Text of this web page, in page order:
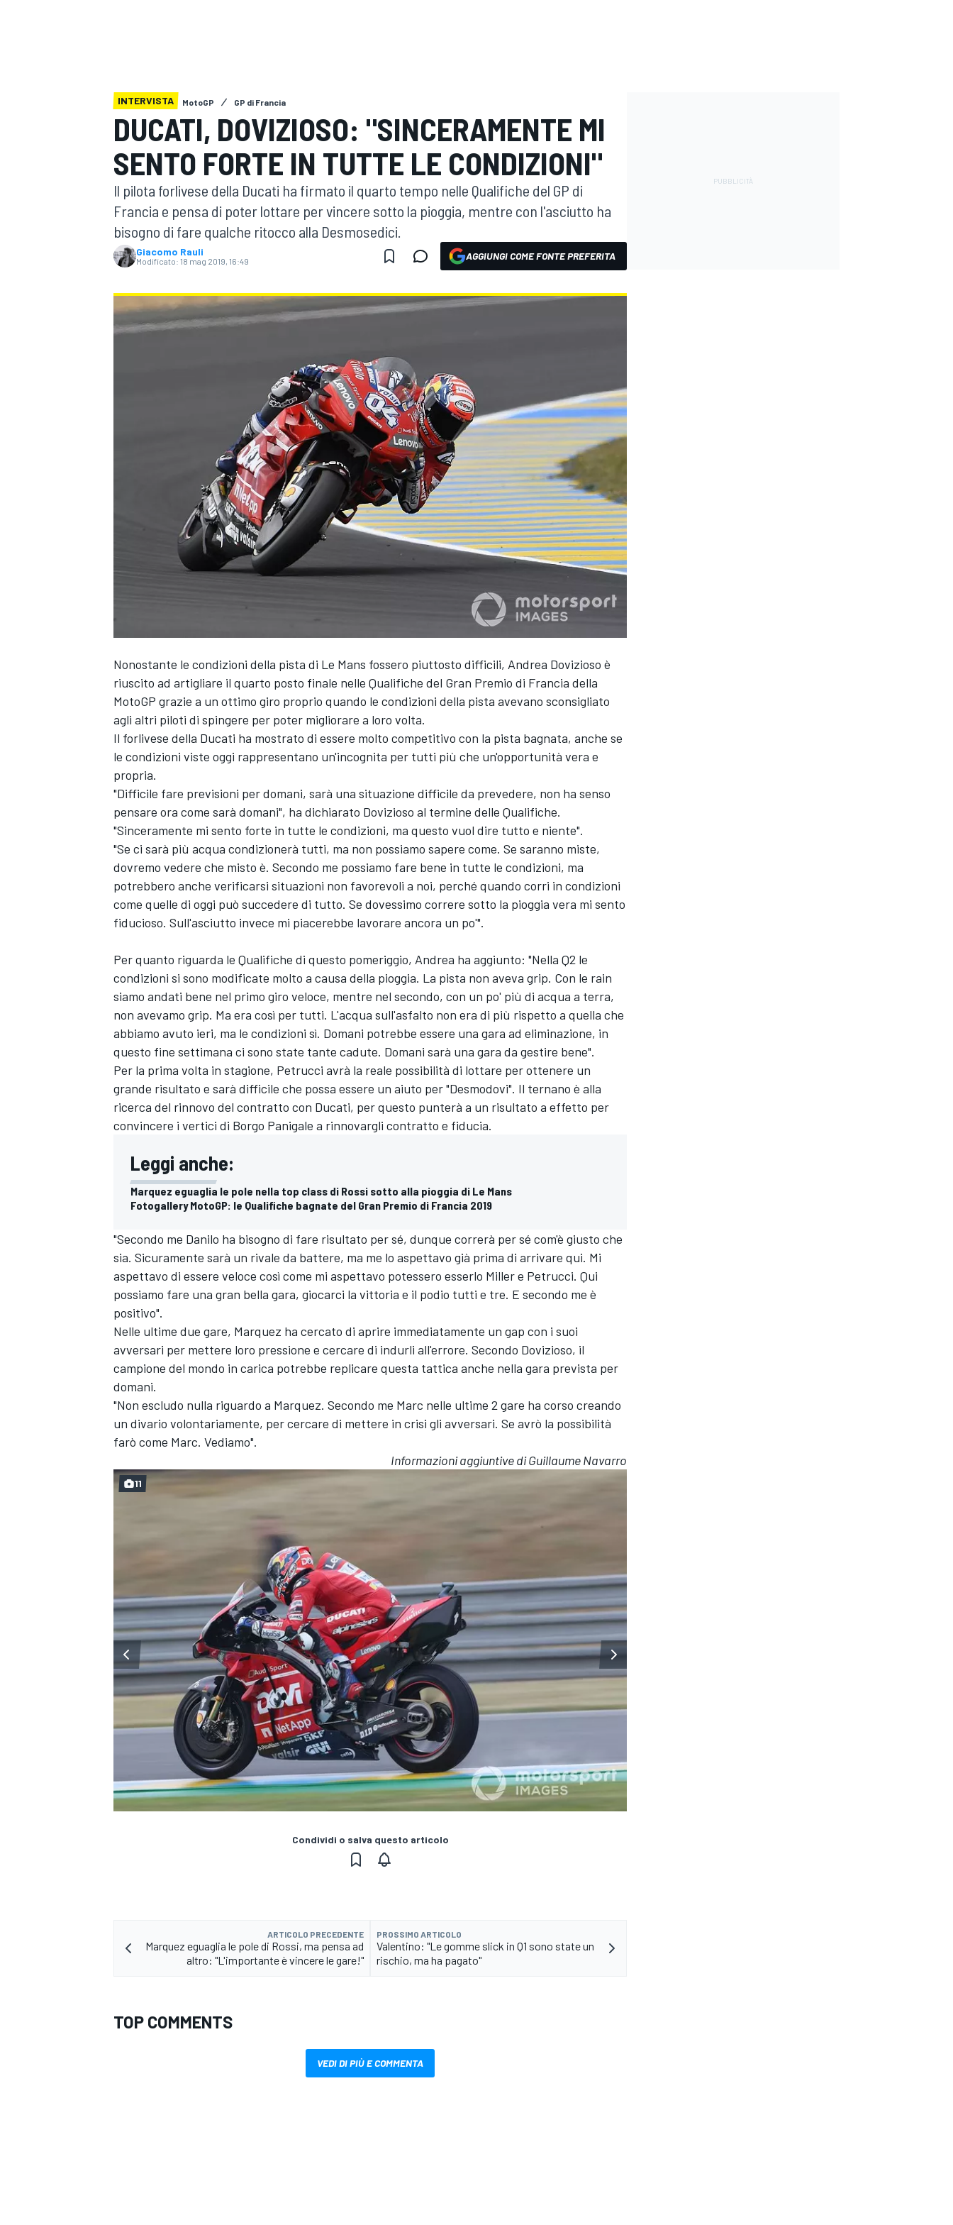
WRC
MONOPOSTO
ENDURANCE/GT
INTERVISTA MotoGP GP di Francia
DUCATI, DOVIZIOSO: "SINCERAMENTE MI
SENTO FORTE IN TUTTE LE CONDIZIONI"
Il pilota forlivese della Ducati ha firmato il quarto tempo nelle Qualifiche del GP di
Francia e pensa di poter lottare per vincere sotto la pioggia, mentre con l'asciutto ha
bisogno di fare qualche ritocco alla Desmosedici.
Giacomo Rauli
Modificato: 18 mag 2019, 16:49 AGGIUNGI COME FONTE PREFERITA
Nonostante le condizioni della pista di Le Mans fossero piuttosto difficili, Andrea Dovizioso è
riuscito ad artigliare il quarto posto finale nelle Qualifiche del Gran Premio di Francia della
MotoGP grazie a un ottimo giro proprio quando le condizioni della pista avevano sconsigliato
agli altri piloti di spingere per poter migliorare a loro volta.
Il forlivese della Ducati ha mostrato di essere molto competitivo con la pista bagnata, anche se
le condizioni viste oggi rappresentano un'incognita per tutti più che un'opportunità vera e
propria.
"Difficile fare previsioni per domani, sarà una situazione difficile da prevedere, non ha senso
pensare ora come sarà domani", ha dichiarato Dovizioso al termine delle Qualifiche.
"Sinceramente mi sento forte in tutte le condizioni, ma questo vuol dire tutto e niente".
"Se ci sarà più acqua condizionerà tutti, ma non possiamo sapere come. Se saranno miste,
dovremo vedere che misto è. Secondo me possiamo fare bene in tutte le condizioni, ma
potrebbero anche verificarsi situazioni non favorevoli a noi, perché quando corri in condizioni
come quelle di oggi può succedere di tutto. Se dovessimo correre sotto la pioggia vera mi sento
fiducioso. Sull'asciutto invece mi piacerebbe lavorare ancora un po'".
Per quanto riguarda le Qualifiche di questo pomeriggio, Andrea ha aggiunto: "Nella Q2 le
condizioni si sono modificate molto a causa della pioggia. La pista non aveva grip. Con le rain
siamo andati bene nel primo giro veloce, mentre nel secondo, con un po' più di acqua a terra,
non avevamo grip. Ma era così per tutti. L'acqua sull'asfalto non era di più rispetto a quella che
abbiamo avuto ieri, ma le condizioni sì. Domani potrebbe essere una gara ad eliminazione, in
questo fine settimana ci sono state tante cadute. Domani sarà una gara da gestire bene".
Per la prima volta in stagione, Petrucci avrà la reale possibilità di lottare per ottenere un
grande risultato e sarà difficile che possa essere un aiuto per "Desmodovi". Il ternano è alla
ricerca del rinnovo del contratto con Ducati, per questo punterà a un risultato a effetto per
convincere i vertici di Borgo Panigale a rinnovargli contratto e fiducia.
Leggi anche:
Marquez eguaglia le pole nella top class di Rossi sotto alla pioggia di Le Mans
Fotogallery MotoGP: le Qualifiche bagnate del Gran Premio di Francia 2019
"Secondo me Danilo ha bisogno di fare risultato per sé, dunque correrà per sé com'è giusto che
sia. Sicuramente sarà un rivale da battere, ma me lo aspettavo già prima di arrivare qui. Mi
aspettavo di essere veloce così come mi aspettavo potessero esserlo Miller e Petrucci. Qui
possiamo fare una gran bella gara, giocarci la vittoria e il podio tutti e tre. E secondo me è
positivo".
Nelle ultime due gare, Marquez ha cercato di aprire immediatamente un gap con i suoi
avversari per mettere loro pressione e cercare di indurli all'errore. Secondo Dovizioso, il
campione del mondo in carica potrebbe replicare questa tattica anche nella gara prevista per
domani.
"Non escludo nulla riguardo a Marquez. Secondo me Marc nelle ultime 2 gare ha corso creando
un divario volontariamente, per cercare di mettere in crisi gli avversari. Se avrò la possibilità
farò come Marc. Vediamo".
Informazioni aggiuntive di Guillaume Navarro
11
Condividi o salva questo articolo
ARTICOLO PRECEDENTE
Marquez eguaglia le pole di Rossi, ma pensa ad
altro: "L'importante è vincere le gare!"
PROSSIMO ARTICOLO
Valentino: "Le gomme slick in Q1 sono state un
rischio, ma ha pagato"
TOP COMMENTS
VEDI DI PIÙ E COMMENTA